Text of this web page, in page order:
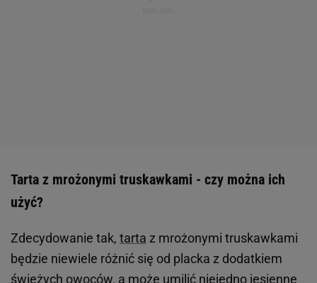
Tarta z mrożonymi truskawkami - czy można ich
użyć?
Zdecydowanie tak, tarta z mrożonymi truskawkami
będzie niewiele różnić się od placka z dodatkiem
świeżych owoców, a może umilić niejedno jesienne